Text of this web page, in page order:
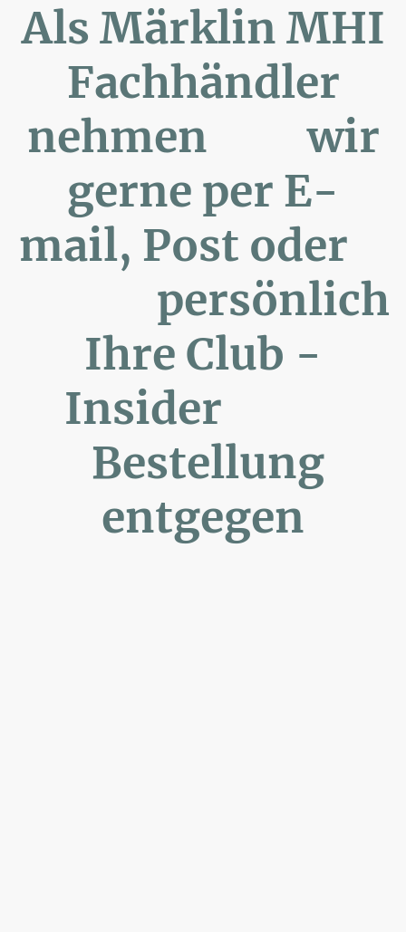
Als Märklin MHI
Fachhändler
nehmen wir
gerne per E-
mail, Post oder
persönlich
Ihre Club -
Insider
Bestellung
entgegen